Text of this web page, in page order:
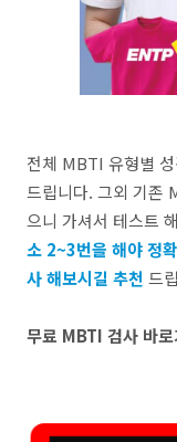
전체 MBTI 유형별
드립니다. 그외 기존
으니 가셔서 테스트
소 2~3번을 해야 정
사 해보시길 추천 드
무료 MBTI 검사 바로